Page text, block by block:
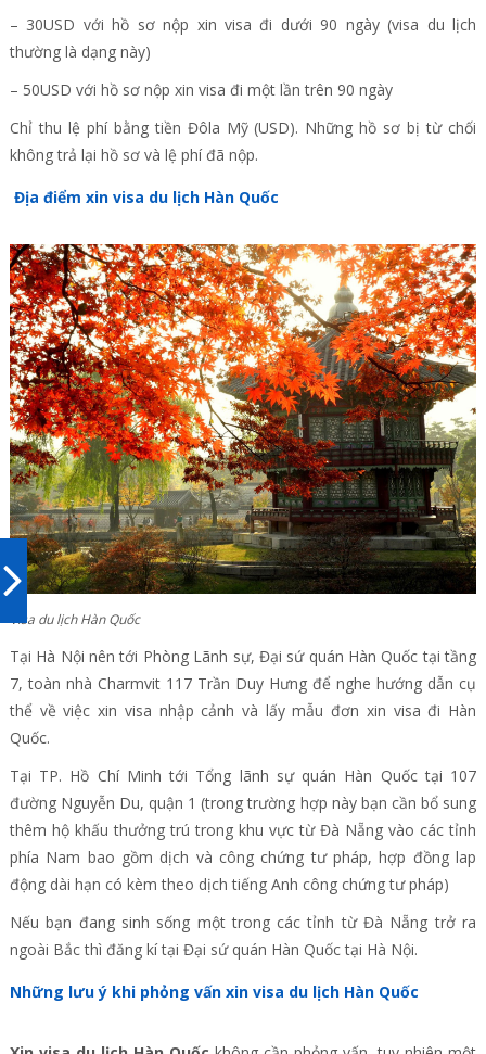
– 30USD với hồ sơ nộp xin visa đi dưới 90 ngày (visa du lịch
thường là dạng này)
– 50USD với hồ sơ nộp xin visa đi một lần trên 90 ngày
Chỉ thu lệ phí bằng tiền Đôla Mỹ (USD). Những hồ sơ bị từ chối
không trả lại hồ sơ và lệ phí đã nộp.
Địa điểm xin visa du lịch Hàn Quốc
Visa du lịch Hàn Quốc
Tại Hà Nội nên tới Phòng Lãnh sự, Đại sứ quán Hàn Quốc tại tầng
7, toàn nhà Charmvit 117 Trần Duy Hưng để nghe hướng dẫn cụ
thể về việc xin visa nhập cảnh và lấy mẫu đơn xin visa đi Hàn
Quốc.
Tại TP. Hồ Chí Minh tới Tổng lãnh sự quán Hàn Quốc tại 107
đường Nguyễn Du, quận 1 (trong trường hợp này bạn cần bổ sung
thêm hộ khấu thưởng trú trong khu vực từ Đà Nẵng vào các tỉnh
phía Nam bao gồm dịch và công chứng tư pháp, hợp đồng lap
động dài hạn có kèm theo dịch tiếng Anh công chứng tư pháp)
Nếu bạn đang sinh sống một trong các tỉnh từ Đà Nẵng trở ra
ngoài Bắc thì đăng kí tại Đại sứ quán Hàn Quốc tại Hà Nội.
Những lưu ý khi phỏng vấn xin visa du lịch Hàn Quốc